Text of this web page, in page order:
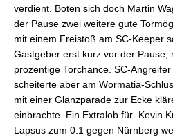
verdient. Boten sich doch Martin
der Pause zwei weitere gute
mit einem Freistoß am SC-Keeper
Gastgeber erst kurz vor der Pause,
prozentige Torchance. SC-
scheiterte aber am Wormatia-
mit einer Glanzparade zur Ecke
einbrachte. Ein Extralob für Kevin
Lapsus zum 0:1 gegen Nürnberg